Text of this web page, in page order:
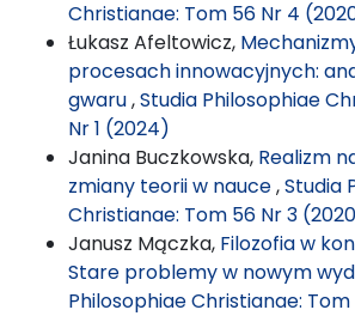
Christianae: Tom 56 Nr 4
Łukasz Afeltowicz,
procesach innowacyjnych:
gwaru,Studia Philosophiae
Nr 1 (2024)
Janina Buczkowska, Realizm
zmiany teorii w nauce,Studia
Christianae: Tom 56 Nr 3
Janusz Mączka, Filozofia w
Stare problemy w nowym
Philosophiae Christianae: